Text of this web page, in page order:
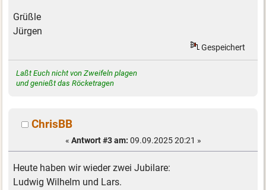
Grüßle
Jürgen
Gespeichert
Laßt Euch nicht von Zweifeln plagen
und genießt das Röcketragen
ChrisBB
« Antwort #3 am: 09.09.2025 20:21 »
Heute haben wir wieder zwei Jubilare:
Ludwig Wilhelm und Lars.